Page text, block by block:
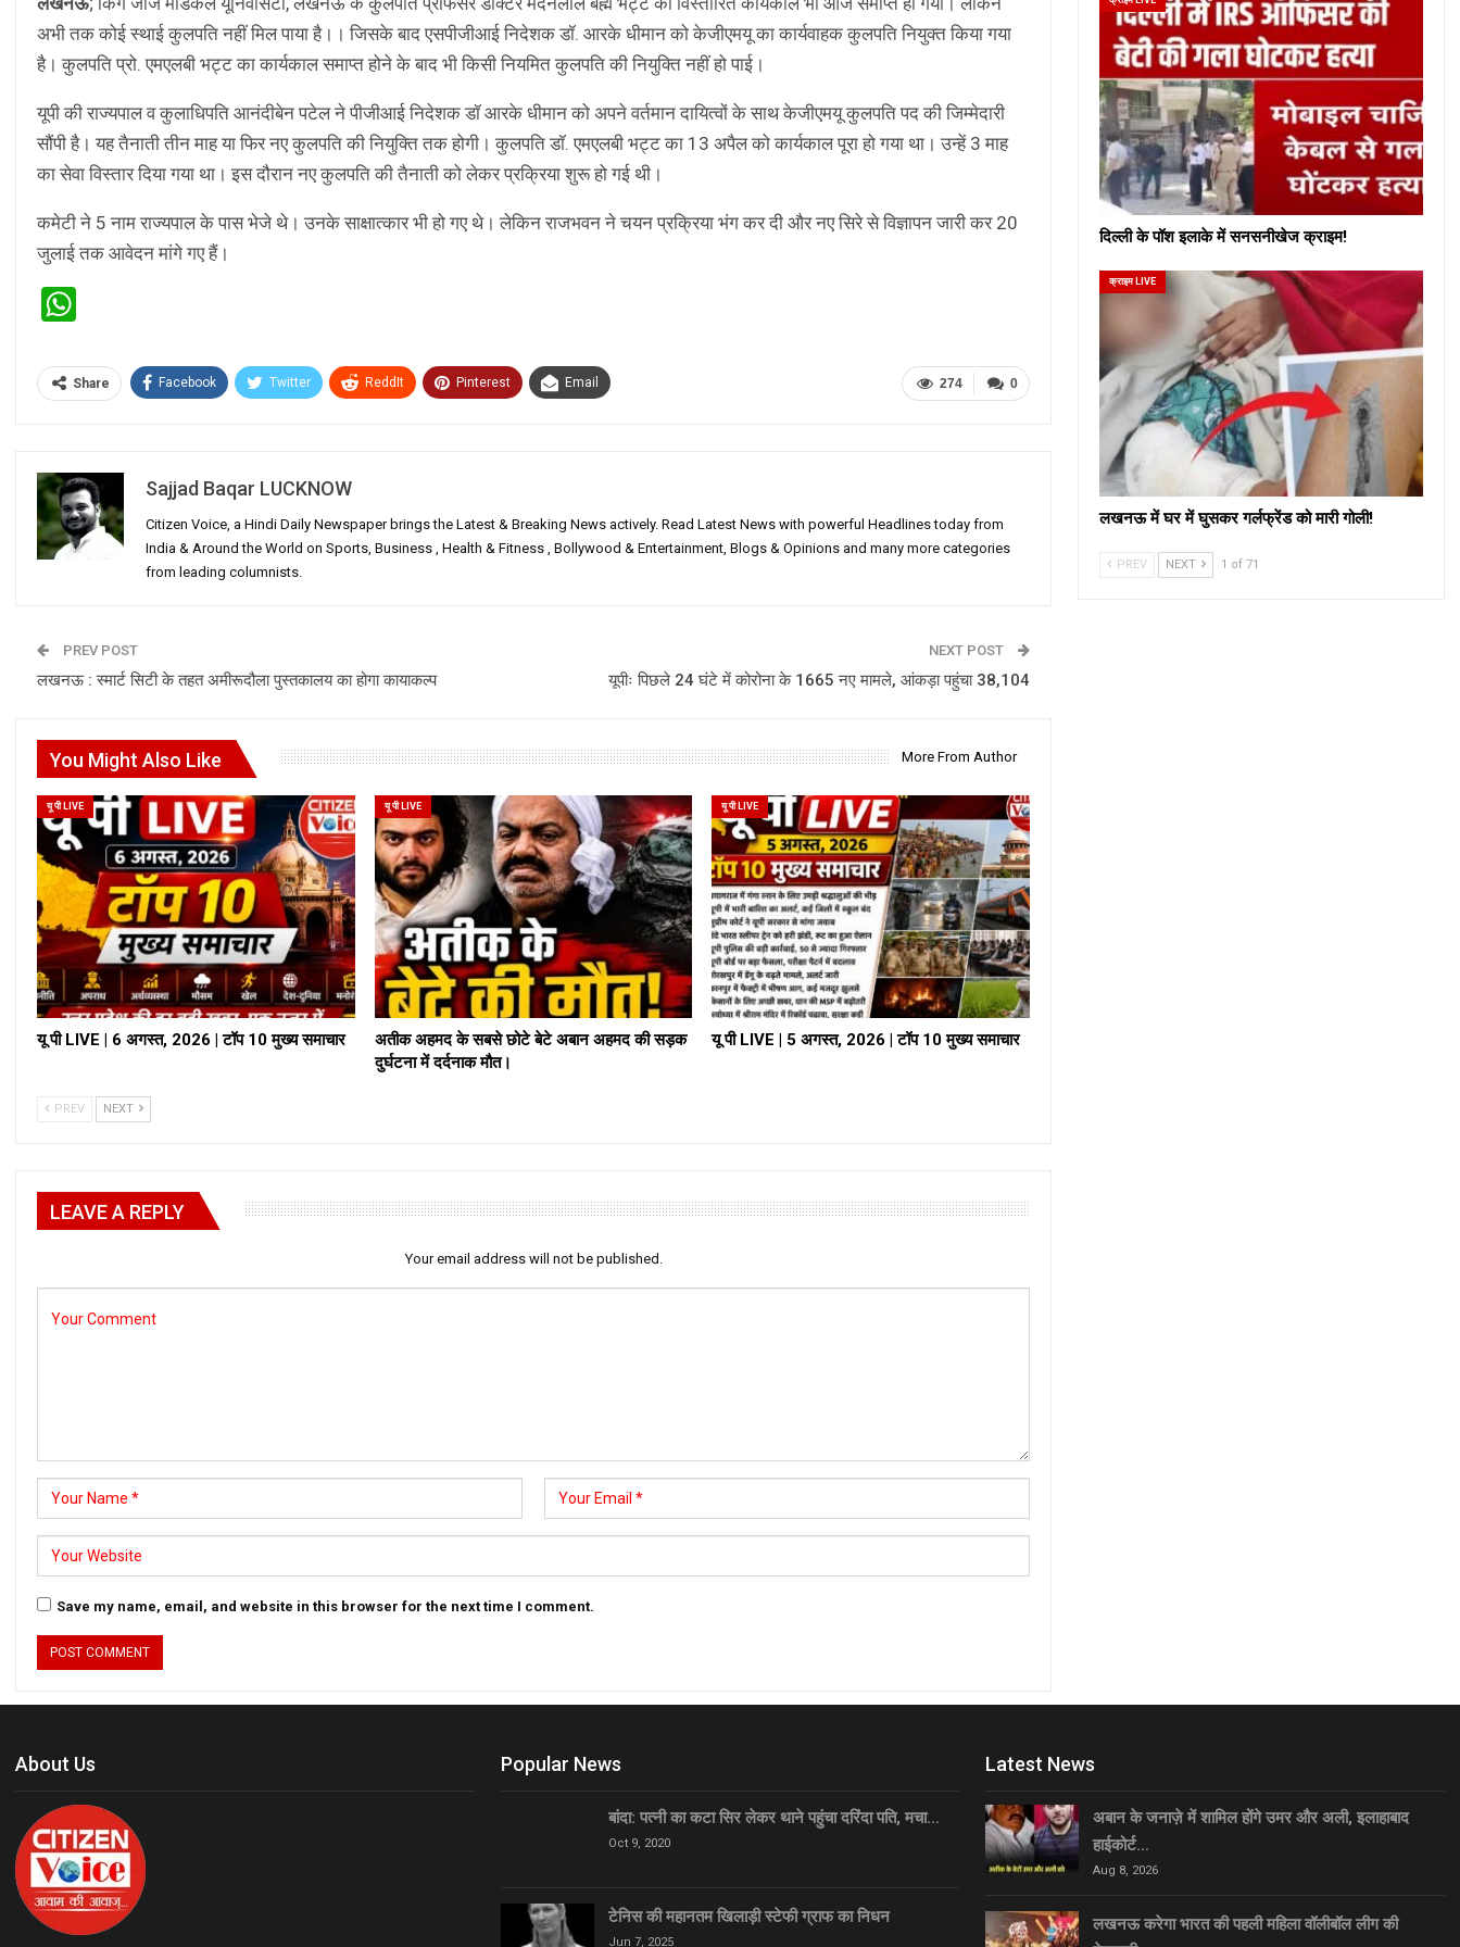
अभी तक कोई स्थाई कुलपति नहीं मिल पाया है।। जिसके बाद एसपीजीआई निदेशक डॉ. आरके धीमान को केजीएमयू का कार्यवाहक कुलपति नियुक्त किया गया
है। कुलपति प्रो. एमएलबी भट्ट का कार्यकाल समाप्त होने के बाद भी किसी नियमित कुलपति की नियुक्ति नहीं हो पाई।
यूपी की राज्यपाल व कुलाधिपति आनंदीबेन पटेल ने पीजीआई निदेशक डॉ आरके धीमान को अपने वर्तमान दायित्वों के साथ केजीएमयू कुलपति पद की जिम्मेदारी
सौंपी है। यह तैनाती तीन माह या फिर नए कुलपति की नियुक्ति तक होगी। कुलपति डॉ. एमएलबी भट्ट का 13 अपैल को कार्यकाल पूरा हो गया था। उन्हें 3 माह
का सेवा विस्तार दिया गया था। इस दौरान नए कुलपति की तैनाती को लेकर प्रक्रिया शुरू हो गई थी।
कमेटी ने 5 नाम राज्यपाल के पास भेजे थे। उनके साक्षात्कार भी हो गए थे। लेकिन राजभवन ने चयन प्रक्रिया भंग कर दी और नए सिरे से विज्ञापन जारी कर 20
जुलाई तक आवेदन मांगे गए हैं।
0
274
Share Facebook Twitter ReddIt Pinterest Email
Sajjad Baqar LUCKNOW
Citizen Voice, a Hindi Daily Newspaper brings the Latest & Breaking News actively. Read Latest News with powerful Headlines today from
India & Around the World on Sports, Business , Health & Fitness , Bollywood & Entertainment, Blogs & Opinions and many more categories
from leading columnists.
PREV POST
लखनऊ : स्मार्ट सिटी के तहत अमीरूदौला पुस्तकालय का होगा कायाकल्प
NEXT POST
यूपीः पिछले 24 घंटे में कोरोना के 1665 नए मामले, आंकड़ा पहुंचा 38,104
You Might Also Like More From Author
यू पी LIVE
यू पी LIVE | 6 अगस्त, 2026 | टॉप 10 मुख्य समाचार
यू पी LIVE
अतीक अहमद के सबसे छोटे बेटे अबान अहमद की सड़क
दुर्घटना में दर्दनाक मौत।
यू पी LIVE
यू पी LIVE | 5 अगस्त, 2026 | टॉप 10 मुख्य समाचार
PREV NEXT
LEAVE A REPLY
Your email address will not be published.
Save my name, email, and website in this browser for the next time I comment.
दिल्ली के पॉश इलाके में सनसनीखेज क्राइम!
क्राइम LIVE
लखनऊ में घर में घुसकर गर्लफ्रेंड को मारी गोली!
PREV NEXT 1 of 71
About Us Popular News
बांदा: पत्नी का कटा सिर लेकर थाने पहुंचा दरिंदा पति, मचा…
Oct 9, 2020
टेनिस की महानतम खिलाड़ी स्टेफी ग्राफ का निधन
Jun 7, 2025
Latest News
अबान के जनाज़े में शामिल होंगे उमर और अली, इलाहाबाद
हाईकोर्ट…
Aug 8, 2026
लखनऊ करेगा भारत की पहली महिला वॉलीबॉल लीग की